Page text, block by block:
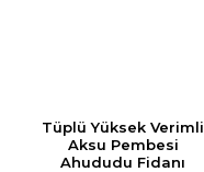
Tüplü Yüksek Verimli
Aksu Pembesi
Ahududu Fidanı